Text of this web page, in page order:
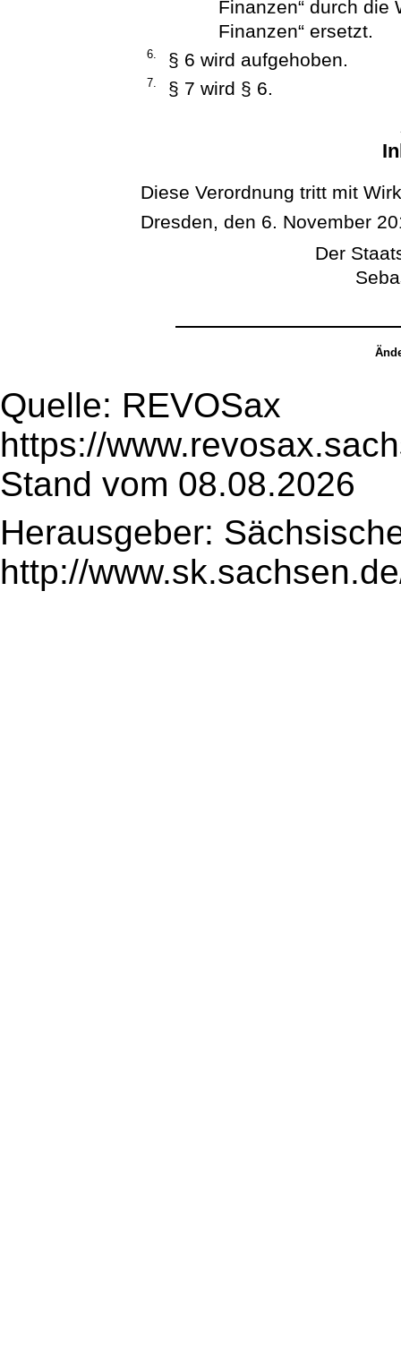
Finanzen“ durch die
Finanzen“ ersetzt.
6. § 6 wird aufgehoben.
7. § 7 wird § 6.
Diese Verordnung tritt mit
Dresden, den 6. November
Der
Quelle: REVOSax
https://
Stand vom 08.08.2026
Herausgeber:
http://